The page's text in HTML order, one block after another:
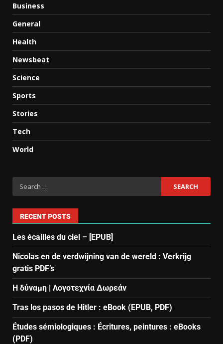
Business
General
Health
Newsbeat
Science
Sports
Stories
Tech
World
RECENT POSTS
Les écailles du ciel – [EPUB]
Nicolas en de verdwijning van de wereld : Verkrijg
gratis PDF’s
Η δύναμη | Λογοτεχνία Δωρεάν
Tras los pasos de Hitler : eBook (EPUB, PDF)
Études sémiologiques : Écritures, peintures : eBooks
(PDF)